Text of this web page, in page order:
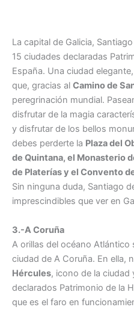
La capital de Galicia,
15 ciudades declaradas
España. Una ciudad
que, gracias al Camino de
peregrinación mundial.
disfrutar de la magia
y disfrutar de los bellos
debes perderte la Plaza del
de Quintana, el Monasterio
de Platerías y el Convento
Sin ninguna duda, Santiago
imprescindibles que ver en
3.-A Coruña
A orillas del océano Atlántico
ciudad de A Coruña. En ella,
Hércules, icono de la ciudad
declarados Patrimonio de la
que es el faro en